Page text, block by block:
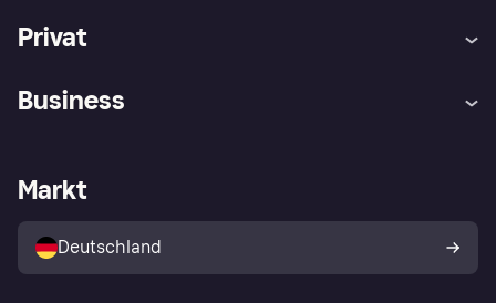
Privat
Klarna App
Shops entdecken
Käuferschutzrichtlinie
Dein Widerrufsrecht
Business
Händlerportal
Markt
Deutschland